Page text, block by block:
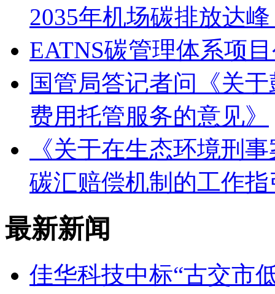
2035年机场碳排放达
EATNS碳管理体系项
国管局答记者问《关
费用托管服务的意见》
《关于在生态环境刑
碳汇赔偿机制的工作
最新新闻
佳华科技中标“古交市